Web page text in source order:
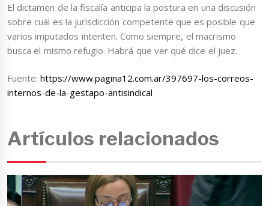
El dictamen de la fiscalía anticipa la postura en una discusión
sobre cuál es la jurisdicción competente que es posible que
varios imputados intenten. Como siempre, el macrismo
busca el mismo refugio. Habrá que ver qué dice el juez.
Fuente:https://www.pagina12.com.ar/397697-los-correos-
internos-de-la-gestapo-antisindical
Artículos relacionados